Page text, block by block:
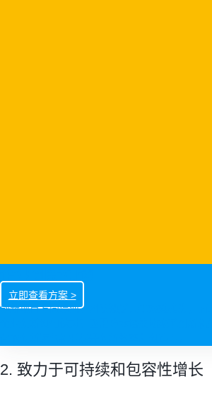
立即查看方案 >
创新项目方向混沌，团队缺乏共识艰难推进，面
2. 致力于可持续和包容性增长